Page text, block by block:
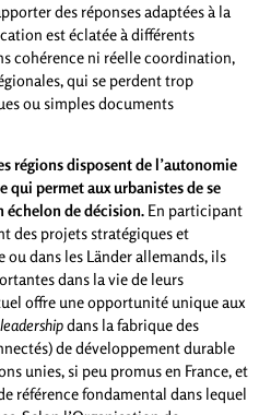
des réponses adaptées à la
est éclatée à différents
cohérence ni réelle coordination,
qui se perdent trop
ou simples documents
régions disposent de l’autonomie
permet aux urbanistes de se
échelon de décision. En participant
des projets stratégiques et
dans les Länder allemands, ils
dans la vie de leurs
offre une opportunité unique aux
leadershipdans la fabrique des
de développement durable
unies, si peu promus en France, et
référence fondamental dans lequel